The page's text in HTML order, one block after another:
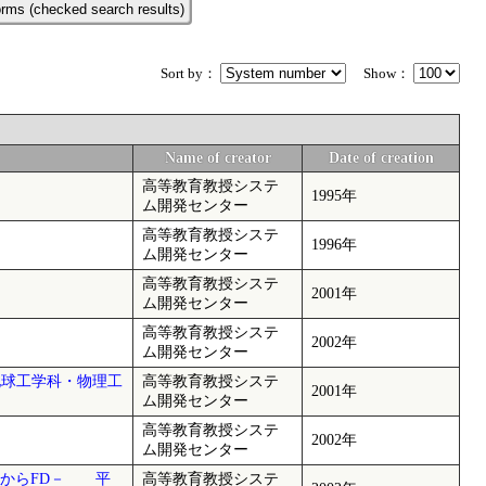
(checked search results)
Show：
Sort by：
Name of creator Date of creation
高等教育教授システ
ム開発センター
1995年
高等教育教授システ
ム開発センター
1996年
高等教育教授システ
ム開発センター
2001年
高等教育教授システ
ム開発センター
2002年
工学科・物理工
高等教育教授システ
ム開発センター
2001年
高等教育教授システ
ム開発センター
2002年
察からFD－ 平 高等教育教授システ